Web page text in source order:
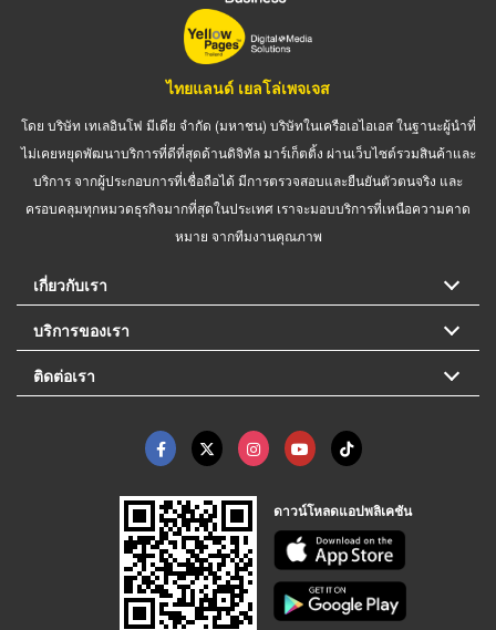
ไทยแลนด์ เยลโล่เพจเจส
โดย บริษัท เทเลอินโฟ มีเดีย จำกัด (มหาชน) บริษัทในเครือเอไอเอส ในฐานะผู้นำที่
ไม่เคยหยุดพัฒนาบริการที่ดีที่สุดด้านดิจิทัล มาร์เก็ตติ้ง ผ่านเว็บไซต์รวมสินค้าและ
บริการ จากผู้ประกอบการที่เชื่อถือได้ มีการตรวจสอบและยืนยันตัวตนจริง และ
ครอบคลุมทุกหมวดธุรกิจมากที่สุดในประเทศ เราจะมอบบริการที่เหนือความคาด
หมาย จากทีมงานคุณภาพ
เกี่ยวกับเรา
บริการของเรา
ติดต่อเรา
ดาวน์โหลดแอปพลิเคชัน